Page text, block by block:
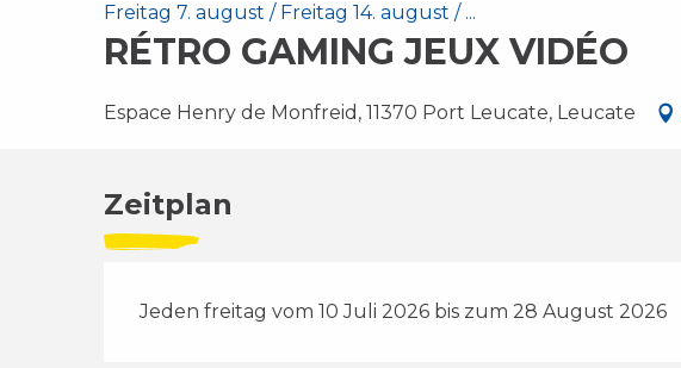
Freitag 7. august / Freitag 14. august / ...
RÉTRO GAMING JEUX VIDÉO
Espace Henry de Monfreid, 11370 Port Leucate, Leucate
Zeitplan
Jeden freitag vom 10 Juli 2026 bis zum 28 August 2026